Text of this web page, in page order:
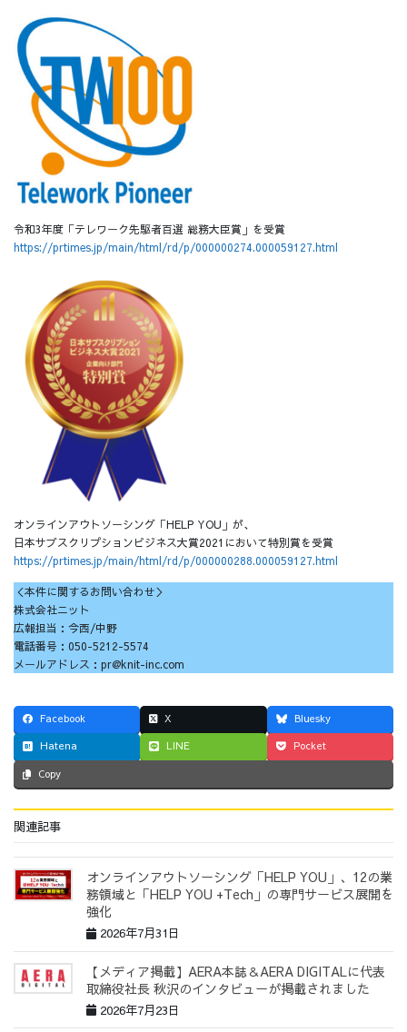
令和3年度「テレワーク先駆者百選 総務大臣賞」を受賞
https://prtimes.jp/main/html/rd/p/000000274.000059127.html
オンラインアウトソーシング「HELP YOU」が、
日本サブスクリプションビジネス大賞2021において特別賞を受賞
https://prtimes.jp/main/html/rd/p/000000288.000059127.html
＜本件に関するお問い合わせ＞
株式会社ニット
広報担当：今西/中野
電話番号：050-5212-5574
メールアドレス：pr@knit-inc.com
Facebook X
Bluesky
Hatena
LINE Pocket
Copy
関連記事
オンラインアウトソーシング「HELP YOU」、12の業
務領域と「HELP YOU +Tech」の専門サービス展開を
強化
2026年7月31日
【メディア掲載】AERA本誌＆AERA DIGITALに代表
取締役社長 秋沢のインタビューが掲載されました
2026年7月23日